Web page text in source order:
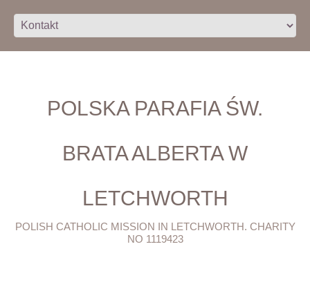
POLSKA PARAFIA ŚW.
BRATA ALBERTA W
LETCHWORTH
POLISH CATHOLIC MISSION IN LETCHWORTH. CHARITY
NO 1119423